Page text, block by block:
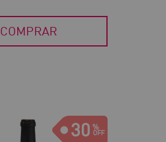
COMPRAR
30